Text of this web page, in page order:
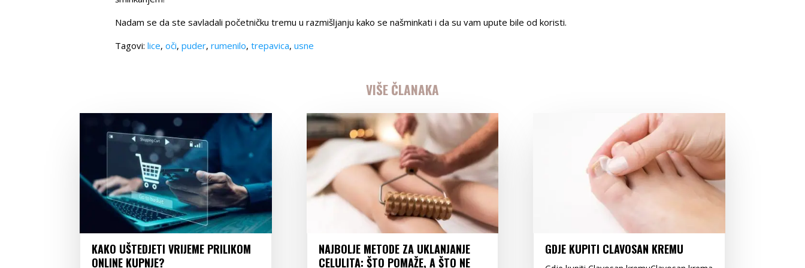
Nadam se da ste savladali početničku tremu u razmišljanju kako se našminkati i da su vam upute bile od koristi.
Tagovi: lice, oči, puder, rumenilo, trepavica, usne
VIŠE ČLANAKA
KAKO UŠTEDJETI VRIJEME PRILIKOM
ONLINE KUPNJE?
NAJBOLJE METODE ZA UKLANJANJE
CELULITA: ŠTO POMAŽE, A ŠTO NE
GDJE KUPITI CLAVOSAN KREMU